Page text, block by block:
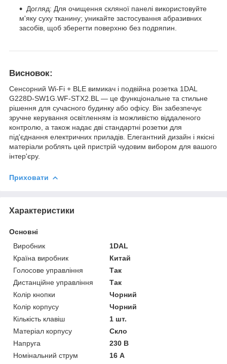
Догляд: Для очищення скляної панелі використовуйте
м'яку суху тканину; уникайте застосування абразивних
засобів, щоб зберегти поверхню без подряпин.
Висновок:
Сенсорний Wi-Fi + BLE вимикач і подвійна розетка 1DAL
G228D-SW1G.WF-STX2.BL — це функціональне та стильне
рішення для сучасного будинку або офісу. Він забезпечує
зручне керування освітленням із можливістю віддаленого
контролю, а також надає дві стандартні розетки для
під'єднання електричних приладів. Елегантний дизайн і якісні
матеріали роблять цей пристрій чудовим вибором для вашого
інтер'єру.
Приховати
Характеристики
Основні
Виробник
1DAL
Країна виробник
Китай
Голосове управління
Так
Дистанційне управління
Так
Колір кнопки
Чорний
Колір корпусу
Чорний
Кількість клавіш
1 шт.
Матеріал корпусу
Скло
Напруга
230 В
Номінальний струм
16 А